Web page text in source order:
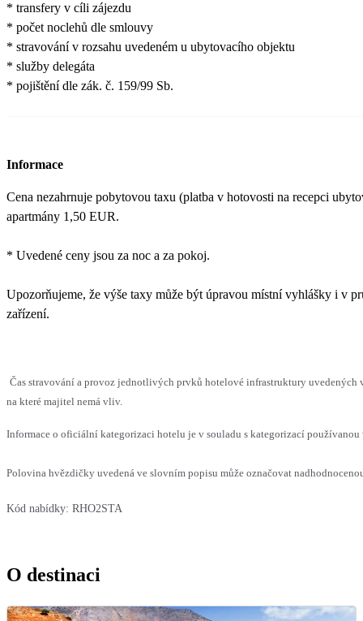
* transfery v cíli zájezdu
* počet noclehů dle smlouvy
* stravování v rozsahu uvedeném u ubytovacího objektu
* služby delegáta
* pojištění dle zák. č. 159/99 Sb.
Informace
Cena nezahrnuje pobytovou taxu (platba v hotovosti na recepci
apartmány 1,50 EUR.
* Uvedené ceny jsou za noc a za pokoj.
Upozorňujeme, že výše taxy může být úpravou místní vyhlášky i v
zařízení.
Čas stravování a provoz jednotlivých prvků hotelové infrastruktury uvedených
na které majitel nemá vliv.
Informace o oficiální kategorizaci hotelu je v souladu s kategorizací
Polovina hvězdičky uvedená ve slovním popisu může označovat
Kód nabídky: RHO2STA
O destinaci